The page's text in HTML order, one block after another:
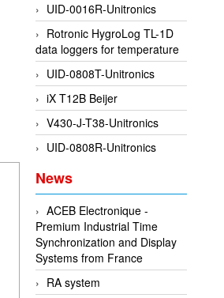
UID-0016R-Unitronics
Rotronic HygroLog TL-1D
data loggers for temperature
UID-0808T-Unitronics
iX T12B Beijer
V430-J-T38-Unitronics
UID-0808R-Unitronics
News
ACEB Electronique -
Premium Industrial Time
Synchronization and Display
Systems from France
RA system